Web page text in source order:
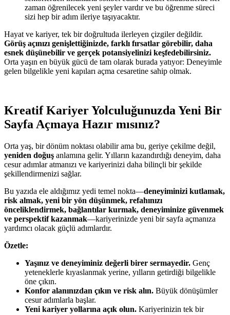
zaman öğrenilecek yeni şeyler vardır ve bu öğrenme süreci
sizi hep bir adım ileriye taşıyacaktır.
Hayat ve kariyer, tek bir doğrultuda ilerleyen çizgiler değildir.
Görüş açınızı genişlettiğinizde, farklı fırsatlar görebilir, daha
esnek düşünebilir ve gerçek potansiyelinizi keşfedebilirsiniz.
Orta yaşın en büyük gücü de tam olarak burada yatıyor: Deneyimle
gelen bilgelikle yeni kapıları açma cesaretine sahip olmak.
Kreatif KariyerYolculuğunuzda Yeni Bir
Sayfa Açmaya Hazır mısınız?
Orta yaş, bir dönüm noktası olabilir ama bu, geriye çekilme değil,
yeniden doğuş anlamına gelir. Yılların kazandırdığı deneyim, daha
cesur adımlar atmanızı ve kariyerinizi daha bilinçli bir şekilde
şekillendirmenizi sağlar.
Bu yazıda ele aldığımız yedi temel nokta—deneyiminizi kutlamak,
risk almak, yeni bir yön düşünmek, refahınızı
önceliklendirmek, bağlantılar kurmak, deneyiminize güvenmek
ve perspektif kazanmak—kariyerinizde yeni bir sayfa açmanıza
yardımcı olacak güçlü adımlardır.
Özetle:
Yaşınız ve deneyiminiz değerli birer sermayedir. Genç
yeteneklerle kıyaslanmak yerine, yılların getirdiği bilgelikle
öne çıkın.
Konfor alanınızdan çıkın ve risk alın. Büyük dönüşümler
cesur adımlarla başlar.
Yeni kariyer yollarına açık olun. Kariyerinizin tek bir